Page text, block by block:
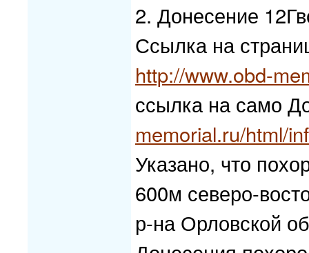
2. Донесение
Ссылка на
http://www.obd-
ссылка на само
memorial.ru/html/
Указано, что
600м северо-
р-на Орловской